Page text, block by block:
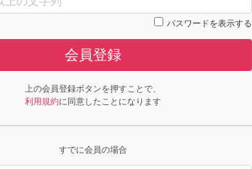
パスワードを表示する
会員登録
上の会員登録ボタンを押すことで、
利用規約に同意したことになります
すでに会員の場合